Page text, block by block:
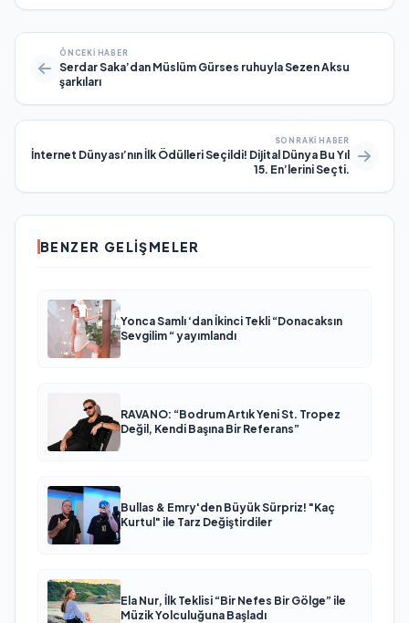
ÖNCEKI HABER
Serdar Saka’dan Müslüm Gürses ruhuyla Sezen Aksu
şarkıları
SONRAKI HABER
İnternet Dünyası’nın İlk Ödülleri Seçildi! Dijital Dünya Bu Yıl
15. En’lerini Seçti.
BENZER GELIŞMELER
Yonca Samlı ‘dan İkinci Tekli “Donacaksın
Sevgilim “ yayımlandı
RAVANO: “Bodrum Artık Yeni St. Tropez
Değil, Kendi Başına Bir Referans”
Bullas & Emry'den Büyük Sürpriz! "Kaç
Kurtul" ile Tarz Değiştirdiler
Ela Nur, İlk Teklisi “Bir Nefes Bir Gölge” ile
Müzik Yolculuğuna Başladı